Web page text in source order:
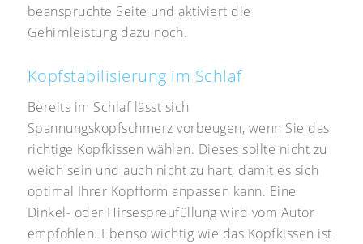
beanspruchte Seite und aktiviert die
Gehirnleistung dazu noch.
Kopfstabilisierung im Schlaf
Bereits im Schlaf lässt sich
Spannungskopfschmerz vorbeugen, wenn Sie das
richtige Kopfkissen wählen. Dieses sollte nicht zu
weich sein und auch nicht zu hart, damit es sich
optimal Ihrer Kopfform anpassen kann. Eine
Dinkel- oder Hirsespreufüllung wird vom Autor
empfohlen. Ebenso wichtig wie das Kopfkissen ist